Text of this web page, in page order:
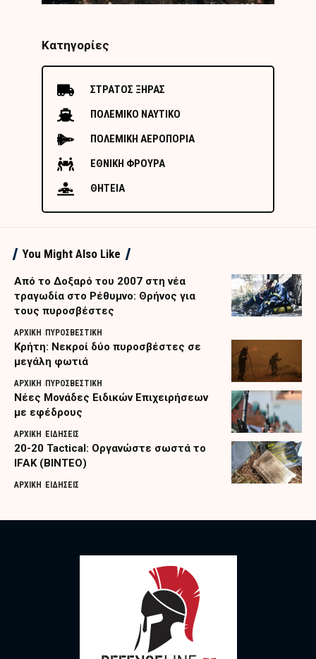
Κατηγορίες
ΣΤΡΑΤΟΣ ΞΗΡΑΣ
ΠΟΛΕΜΙΚΟ ΝΑΥΤΙΚΟ
ΠΟΛΕΜΙΚΗ ΑΕΡΟΠΟΡΙΑ
ΕΘΝΙΚΗ ΦΡΟΥΡΑ
ΘΗΤΕΙΑ
You Might Also Like
Από το Δοξαρό του 2007 στη νέα
τραγωδία στο Ρέθυμνο: Θρήνος για
τους πυροσβέστες
ΑΡΧΙΚΗ ΠΥΡΟΣΒΕΣΤΙΚΗ
Κρήτη: Νεκροί δύο πυροσβέστες σε
μεγάλη φωτιά
ΑΡΧΙΚΗ ΠΥΡΟΣΒΕΣΤΙΚΗ
Nέες Μονάδες Ειδικών Επιχειρήσεων
με εφέδρους
ΑΡΧΙΚΗ ΕΙΔΗΣΕΙΣ
20-20 Tactical: Οργανώστε σωστά το
IFAK (ΒΙΝΤΕΟ)
ΑΡΧΙΚΗ ΕΙΔΗΣΕΙΣ